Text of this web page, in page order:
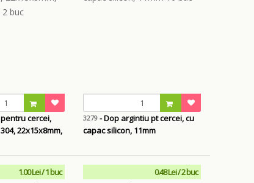
22x15x8mm,
3279- Dop argintiu pt cercei, cu
capac silicon, 11mm
1.00 Lei / 1 buc 0.48 Lei / 2 buc